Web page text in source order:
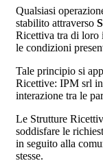
Qualsiasi
stabilito attraverso
Ricettiva tra di loro
le condizioni
Tale principio si
Ricettive: IPM srl
interazione tra le
Le Strutture
soddisfare le
in seguito alla
stesse.